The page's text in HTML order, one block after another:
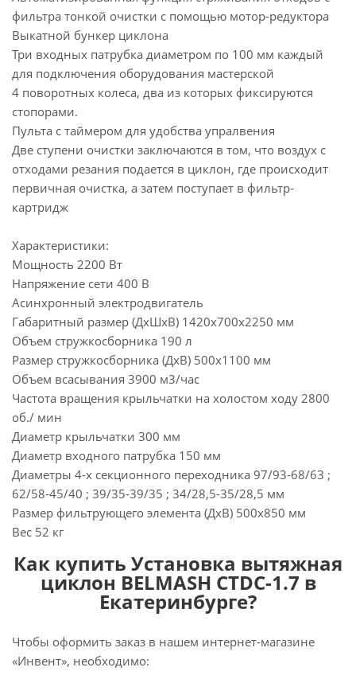
фильтра тонкой очистки с помощью мотор-редуктора
Выкатной бункер циклона
Три входных патрубка диаметром по 100 мм каждый
для подключения оборудования мастерской
4 поворотных колеса, два из которых фиксируются
стопорами.
Пульта с таймером для удобства упралвения
Две ступени очистки заключаются в том, что воздух с
отходами резания подается в циклон, где происходит
первичная очистка, а затем поступает в фильтр-
картридж
Характеристики:
Мощность 2200 Вт
Напряжение сети 400 В
Асинхронный электродвигатель
Габаритный размер (ДхШхВ) 1420х700х2250 мм
Объем стружкосборника 190 л
Размер стружкосборника (ДхВ) 500х1100 мм
Объем всасывания 3900 м3/час
Частота вращения крыльчатки на холостом ходу 2800
об./ мин
Диаметр крыльчатки 300 мм
Диаметр входного патрубка 150 мм
Диаметры 4-х секционного переходника 97/93-68/63 ;
62/58-45/40 ; 39/35-39/35 ; 34/28,5-35/28,5 мм
Размер фильтрующего элемента (ДхВ) 500х850 мм
Вес 52 кг
Как купить Установка вытяжная
циклон BELMASH CTDC-1.7 в
Екатеринбурге?
Чтобы оформить заказ в нашем интернет-магазине
«Инвент», необходимо: